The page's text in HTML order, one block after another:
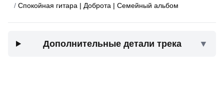
/ Спокойная гитара | Доброта | Семейный альбом
Дополнительные детали трека ▼